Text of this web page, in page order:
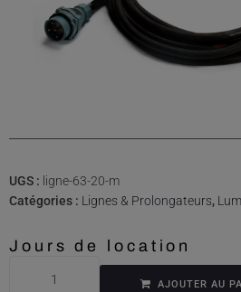
UGS : ligne-63-20-m
Catégories : Lignes & Prolongateurs,
Jours de location
AJOUTER AU